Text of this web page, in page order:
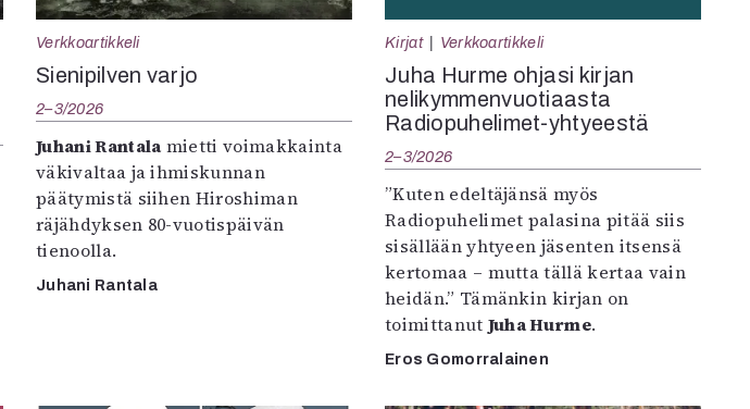
Verkkoartikkeli
Sienipilven varjo
2–3/2026
Juhani Rantala mietti voimakkainta
väkivaltaa ja ihmiskunnan
päätymistä siihen Hiroshiman
räjähdyksen 80-vuotispäivän
tienoolla.
Juhani Rantala
Kirjat Verkkoartikkeli
Juha Hurme ohjasi kirjan
nelikymmenvuotiaasta
Radiopuhelimet-yhtyeestä
2–3/2026
”Kuten edeltäjänsä myös
Radiopuhelimet palasina pitää siis
sisällään yhtyeen jäsenten itsensä
kertomaa – mutta tällä kertaa vain
heidän.” Tämänkin kirjan on
toimittanut Juha Hurme.
Eros Gomorralainen